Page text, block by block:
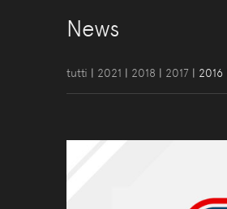
News
tutti | 2021 | 2018 | 2017 | 2016